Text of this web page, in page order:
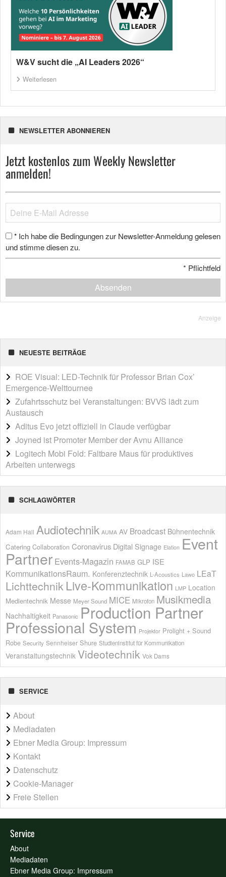
W&V sucht die „AI Leaders 2026“
Weiterlesen
NEWSLETTER ABONNIEREN
Jetzt kostenlos zum Weekly Newsletter
anmelden!
* Ich habe die Bedingungen zur Newsletter-Anmeldung gelesen
und stimme diesen zu.
* Pflichtfeld
Absenden
Anzeige
NEUESTE BEITRÄGE
ROE Visual: LED-Technik für Professor Brian Cox’
Emergence-Welttournee
Zufahrtsschutz bei Veranstaltungen: BVVS lädt zum
Austausch
Aditus Evo jetzt offiziell in Claude verfügbar
Joyned ist Promoter Member der Avnu Alliance
Logitech Mobi Fold: Faltbare Maus für produktives
Arbeiten unterwegs
SCHLAGWÖRTER
Adam Hall Audiotechnik AUMA AV Broadcast Bühnentechnik
Catering Collaboration Coronavirus Digital Signage Elation Event
Partner Events-Magazin FAMAB GLP ISE
KommunikationsRaum. Konferenztechnik L-Acoustics Lawo LEaT
Lichttechnik Live-Kommunikation LMP Location
Medientechnik Messe Meyer Sound MICE Mikrofon Musikmedia
Nachhaltigkeit Panasonic Production Partner
Professional System Projektor Prolight + Sound
Robe Security Sennheiser Shure Studieninstitut für Kommunikation
Veranstaltungstechnik Videotechnik Vok Dams
SERVICE
About
Mediadaten
Ebner Media Group: Impressum
Kontakt
Datenschutz
Cookie-Manager
Freie Stellen
Service
About
Mediadaten
Ebner Media Group: Impressum